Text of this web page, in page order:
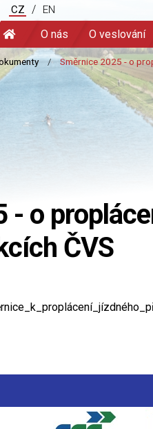
CZ / EN
O nás
O veslování
- o
ČVS